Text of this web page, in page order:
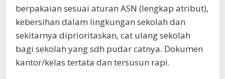
berpakaian sesuai aturan ASN (lengkap atribut),
kebersihan dalam lingkungan sekolah dan
sekitarnya diprioritaskan, cat ulang sekolah
bagi sekolah yang sdh pudar catnya. Dokumen
kantor/kelas tertata dan tersusun rapi.